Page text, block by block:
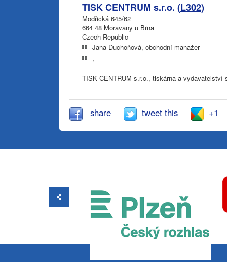
TISK CENTRUM s.r.o. (L302)
Modřická 645/62
664 48 Moravany u Brna
Czech Republic
Jana Duchoňová, obchodní manažer
,
TISK CENTRUM s.r.o., tiskárna a vydavatelství
share tweet this +1